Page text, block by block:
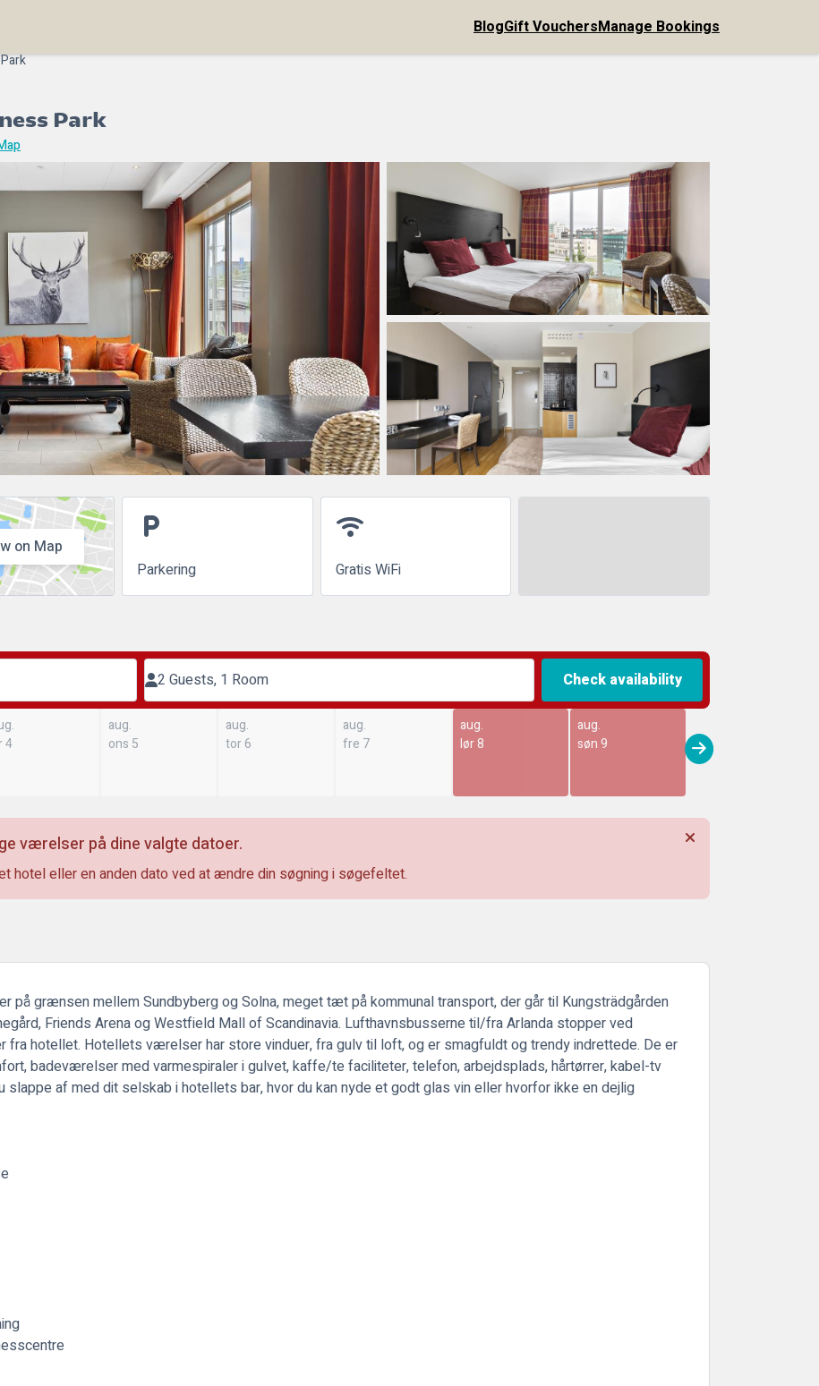
BlogGift VouchersManage Bookings
Park
on Map
local_parking
Parkering
wifi
Gratis WiFi
2 Guests, 1 Room Check availability
4
aug.
ons 5
aug.
tor 6
aug.
fre 7
aug.
lør 8
aug.
søn 9
værelser på dine valgte datoer.
hotel eller en anden dato ved at ændre din søgning i søgefeltet.
på grænsen mellem Sundbyberg og Solna, meget tæt på kommunal transport, der går til Kungsträdgården
Friends Arena og Westfield Mall of Scandinavia. Lufthavnsbusserne til/fra Arlanda stopper ved
fra hotellet. Hotellets værelser har store vinduer, fra gulv til loft, og er smagfuldt og trendy indrettede. De er
badeværelser med varmespiraler i gulvet, kaffe/te faciliteter, telefon, arbejdsplads, hårtørrer, kabel-tv
slappe af med dit selskab i hotellets bar, hvor du kan nyde et godt glas vin eller hvorfor ikke en dejlig